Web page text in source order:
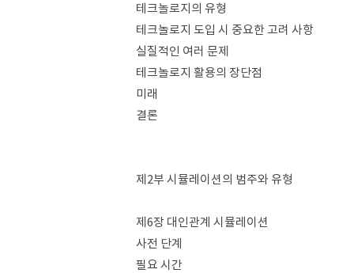
테크놀로지의 유형
테크놀로지 도입 시 중요한 고려 사항
실질적인 여러 문제
테크놀로지 활용의 장단점
미래
결론
제2부 시뮬레이션의 범주와 유형
제6장 대인관계 시뮬레이션
사전 단계
필요 시간